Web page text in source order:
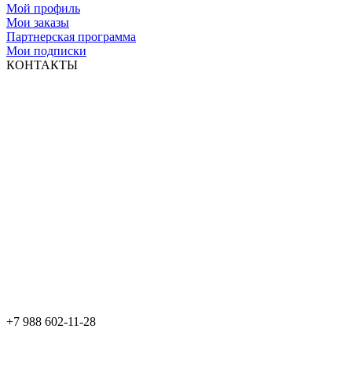
Мой профиль
Мои заказы
Партнерская программа
Мои подписки
КОНТАКТЫ
+7 988 602-11-28